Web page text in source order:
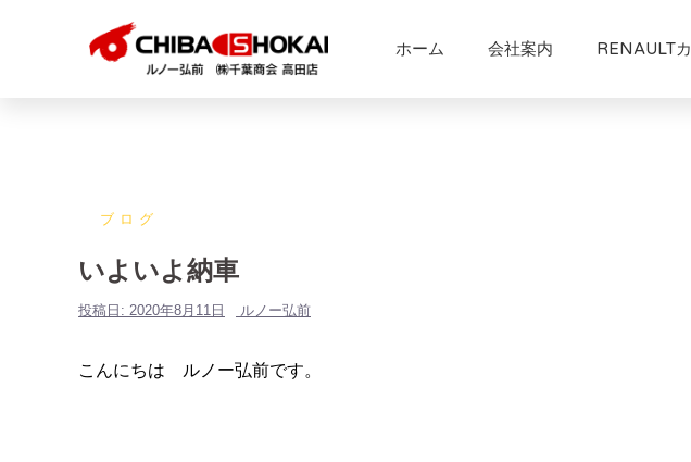
ホーム 会社案内 RENAULT
ブログ
いよいよ納車
投稿日: 2020年8月11日 ルノー弘前
こんにちは ルノー弘前です。